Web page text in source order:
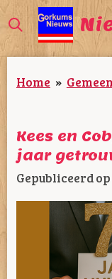
Ga
direct
naar
deHome »
Kees en
jaar
Gepubliceerd op